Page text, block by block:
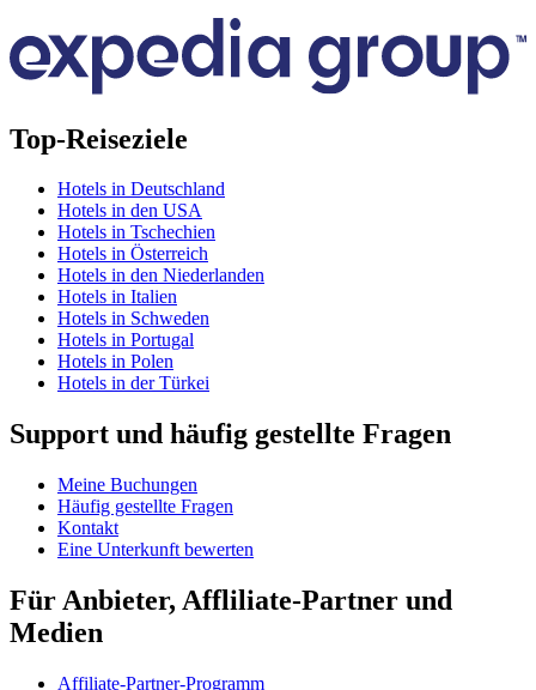
Top-Reiseziele
Hotels in Deutschland
Hotels in den USA
Hotels in Tschechien
Hotels in Österreich
Hotels in den Niederlanden
Hotels in Italien
Hotels in Schweden
Hotels in Portugal
Hotels in Polen
Hotels in der Türkei
Support und häufig gestellte Fragen
Meine Buchungen
Häufig gestellte Fragen
Kontakt
Eine Unterkunft bewerten
Für Anbieter, Affliliate-Partner und
Medien
Affiliate-Partner-Programm